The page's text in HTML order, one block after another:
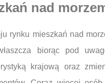
nad
rynku mieszkań nad
biorąc pod
krajową oraz